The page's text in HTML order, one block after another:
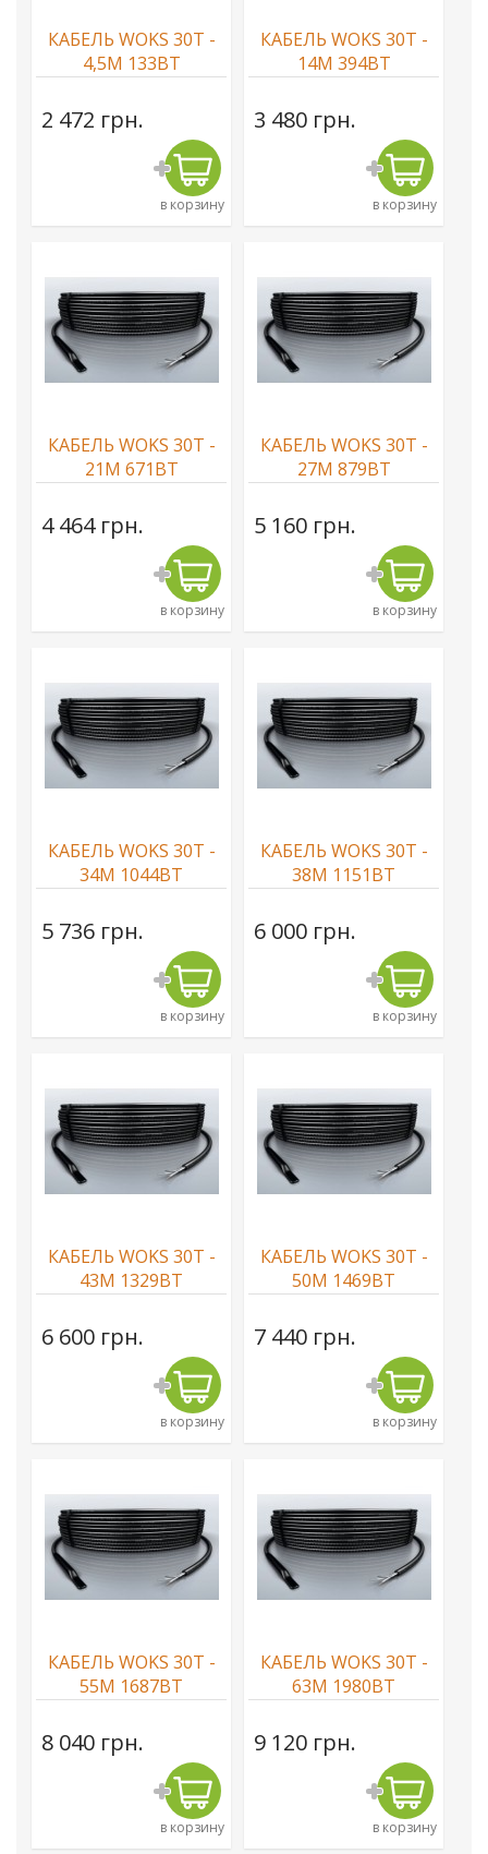
КАБЕЛЬ WOKS 30T -
4,5М 133ВТ
2 472 грн.
в корзину
КАБЕЛЬ WOKS 30T -
14М 394ВТ
3 480 грн.
в корзину
КАБЕЛЬ WOKS 30T -
21М 671ВТ
4 464 грн.
в корзину
КАБЕЛЬ WOKS 30T -
27М 879ВТ
5 160 грн.
в корзину
КАБЕЛЬ WOKS 30T -
34М 1044ВТ
5 736 грн.
в корзину
КАБЕЛЬ WOKS 30T -
38М 1151ВТ
6 000 грн.
в корзину
КАБЕЛЬ WOKS 30T -
43М 1329ВТ
6 600 грн.
в корзину
КАБЕЛЬ WOKS 30T -
50М 1469ВТ
7 440 грн.
в корзину
КАБЕЛЬ WOKS 30T -
55М 1687ВТ
8 040 грн.
в корзину
КАБЕЛЬ WOKS 30T -
63М 1980ВТ
9 120 грн.
в корзину